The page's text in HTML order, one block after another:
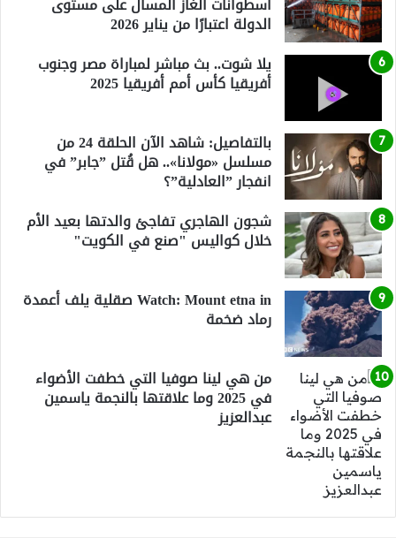
الدولة اعتبارًا من يناير 2026
يلا شوت.. بث مباشر لمباراة مصر وجنوب
أفريقيا كأس أمم أفريقيا 2025
بالتفاصيل: شاهد الآن الحلقة 24 من
مسلسل «مولانا».. هل قُتل ”جابر” في
انفجار ”العادلية”؟
شجون الهاجري تفاجئ والدتها بعيد الأم
خلال كواليس "صنع في الكويت"
Watch: Mount etna in صقلية يلف أعمدة
رماد ضخمة
من هي لينا صوفيا التي خطفت الأضواء
في 2025 وما علاقتها بالنجمة ياسمين
عبدالعزيز